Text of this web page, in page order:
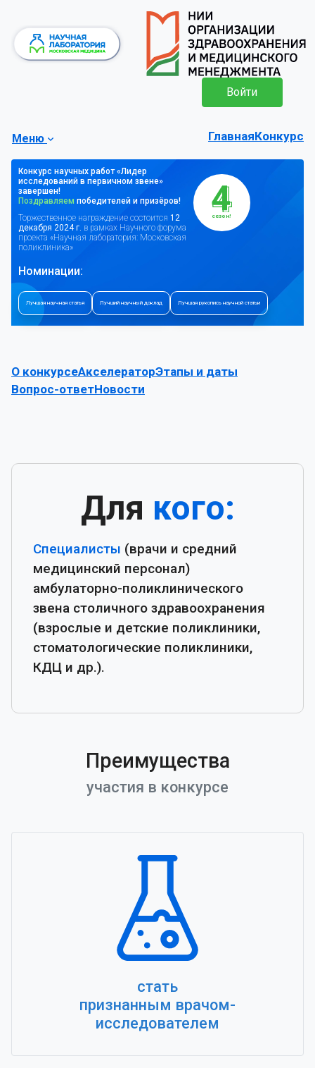
Войти
Меню ГлавнаяКонкурс
сезон!
Конкурс научных работ «Лидер
исследований в первичном звене»
завершен!
Поздравляем победителей и призёров!
Торжественное награждение состоится 12
декабря 2024 г. в рамках Научного форума
проекта «Научная лаборатория: Московская
поликлиника»
Номинации:
Лучшая научная статья Лучший научный доклад Лучшая рукопись научной статьи
О конкурсеАкселераторЭтапы и даты
Вопрос-ответНовости
Для кого:
Специалисты (врачи и средний
медицинский персонал)
амбулаторно-поликлинического
звена столичного здравоохранения
(взрослые и детские поликлиники,
стоматологические поликлиники,
КДЦ и др.).
Преимущества
участия в конкурсе
стать
признанным врачом-
исследователем